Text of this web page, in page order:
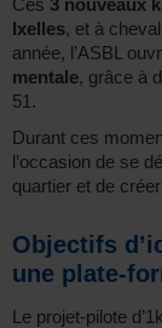
Ixelles, et à
année, l’ASBL
mentale, grâce à
51.
Durant ces
l’occasion de se
quartier et de
Objectifs
une plate-
Le projet-pilote